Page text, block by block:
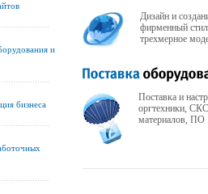
и
бизнеса
Дизайн и
фирменный
трехмерное
Поставка и
оргтехники,
материалов, ПО